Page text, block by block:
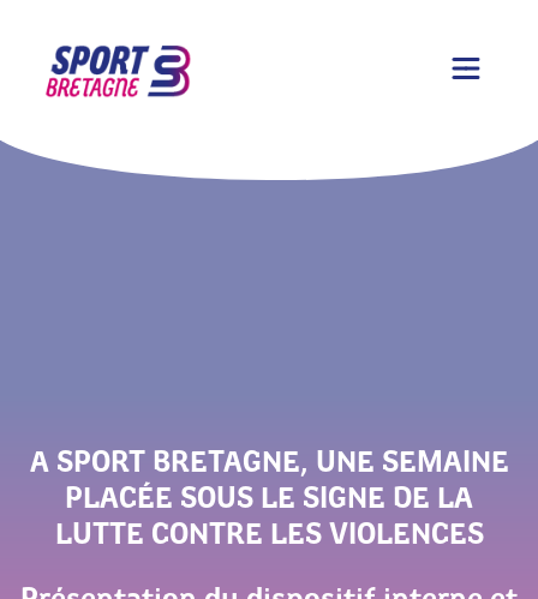
A SPORT BRETAGNE, UNE SEMAINE
PLACÉE SOUS LE SIGNE DE LA
LUTTE CONTRE LES VIOLENCES